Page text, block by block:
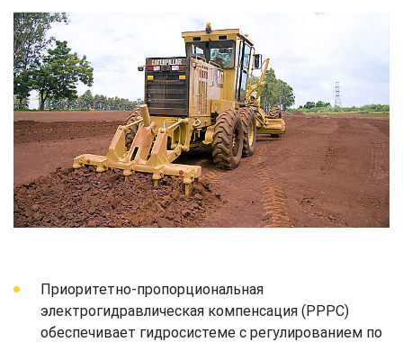
Приоритетно-пропорциональная
электрогидравлическая компенсация (PPPC)
обеспечивает гидросистеме с регулированием по